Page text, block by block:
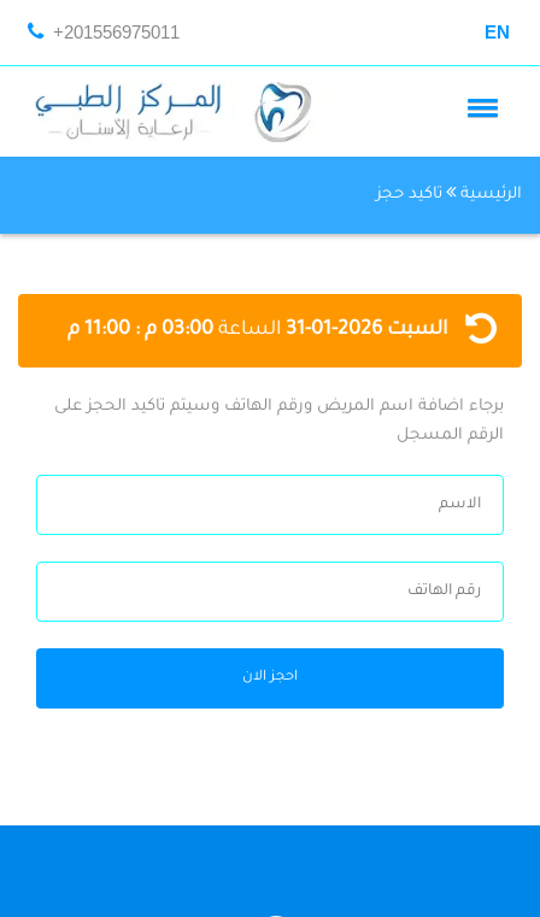
+201556975011 EN
الرئيسية تاكيد حجز
السبت 2026-01-31 الساعة 03:00 م : 11:00 م
برجاء اضافة اسم المريض ورقم الهاتف وسيتم تاكيد الحجز على
الرقم المسجل
احجز الان